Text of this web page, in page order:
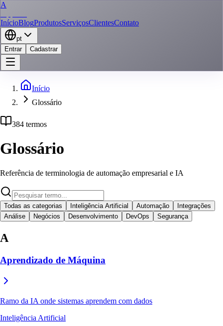
A
InícioBlogProdutosServiçosClientesContato
pt
Entrar
Cadastrar
Início
Glossário
384 termos
Glossário
Referência de terminologia de automação empresarial e IA
Todas as categorias Inteligência Artificial Automação
Integrações
Análise
Negócios Desenvolvimento DevOps Segurança
A
Aprendizado de Máquina
Ramo da IA onde sistemas aprendem com dados
Inteligência Artificial